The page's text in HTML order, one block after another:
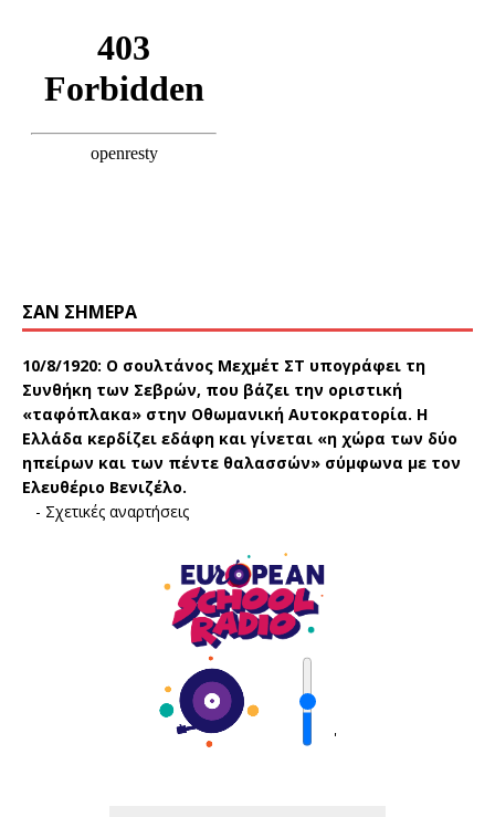
ΣΑΝ ΣΉΜΕΡΑ
10/8/1920: Ο σουλτάνος Μεχμέτ ΣΤ υπογράφει τη
Συνθήκη των Σεβρών, που βάζει την οριστική
«ταφόπλακα» στην Οθωμανική Αυτοκρατορία. Η
Ελλάδα κερδίζει εδάφη και γίνεται «η χώρα των δύο
ηπείρων και των πέντε θαλασσών» σύμφωνα με τον
Ελευθέριο Βενιζέλο.
- Σχετικές αναρτήσεις
'